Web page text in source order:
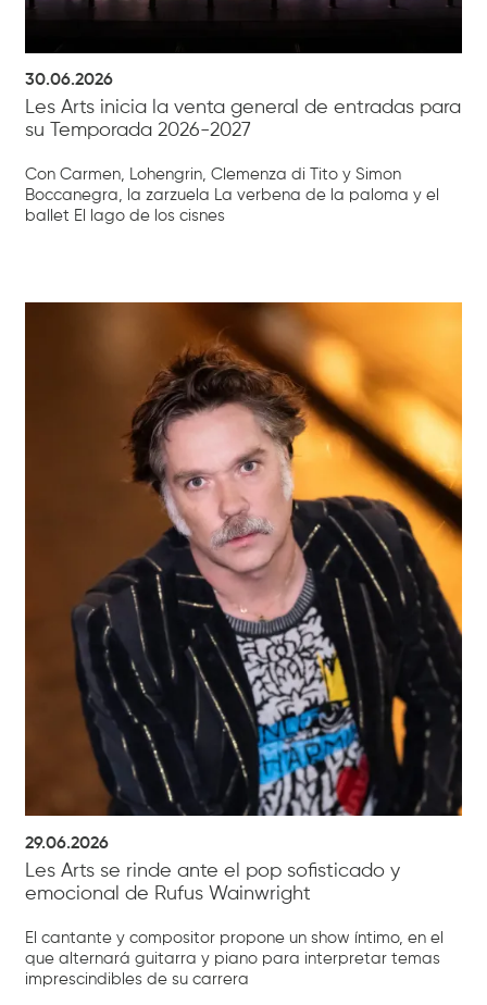
30.06.2026
Les Arts inicia la venta general de entradas para
su Temporada 2026-2027
Con Carmen, Lohengrin, Clemenza di Tito y Simon
Boccanegra, la zarzuela La verbena de la paloma y el
ballet El lago de los cisnes
29.06.2026
Les Arts se rinde ante el pop sofisticado y
emocional de Rufus Wainwright
El cantante y compositor propone un show íntimo, en el
que alternará guitarra y piano para interpretar temas
imprescindibles de su carrera